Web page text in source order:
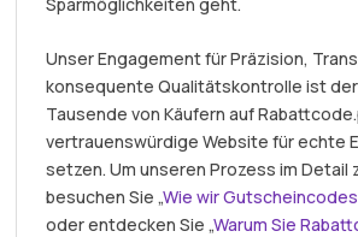
Unser Engagement für Präzision,
konsequente Qualitätskontrolle ist der
Tausende von Käufern auf
vertrauenswürdige Website für echte
setzen. Um unseren Prozess im Detail
besuchen Sie „Wie wir
oder entdecken Sie „Warum Sie